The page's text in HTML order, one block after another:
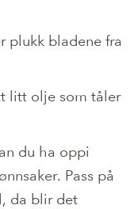
plukk bladene fra
litt olje som tåler
du ha oppi
Pass på
da blir det